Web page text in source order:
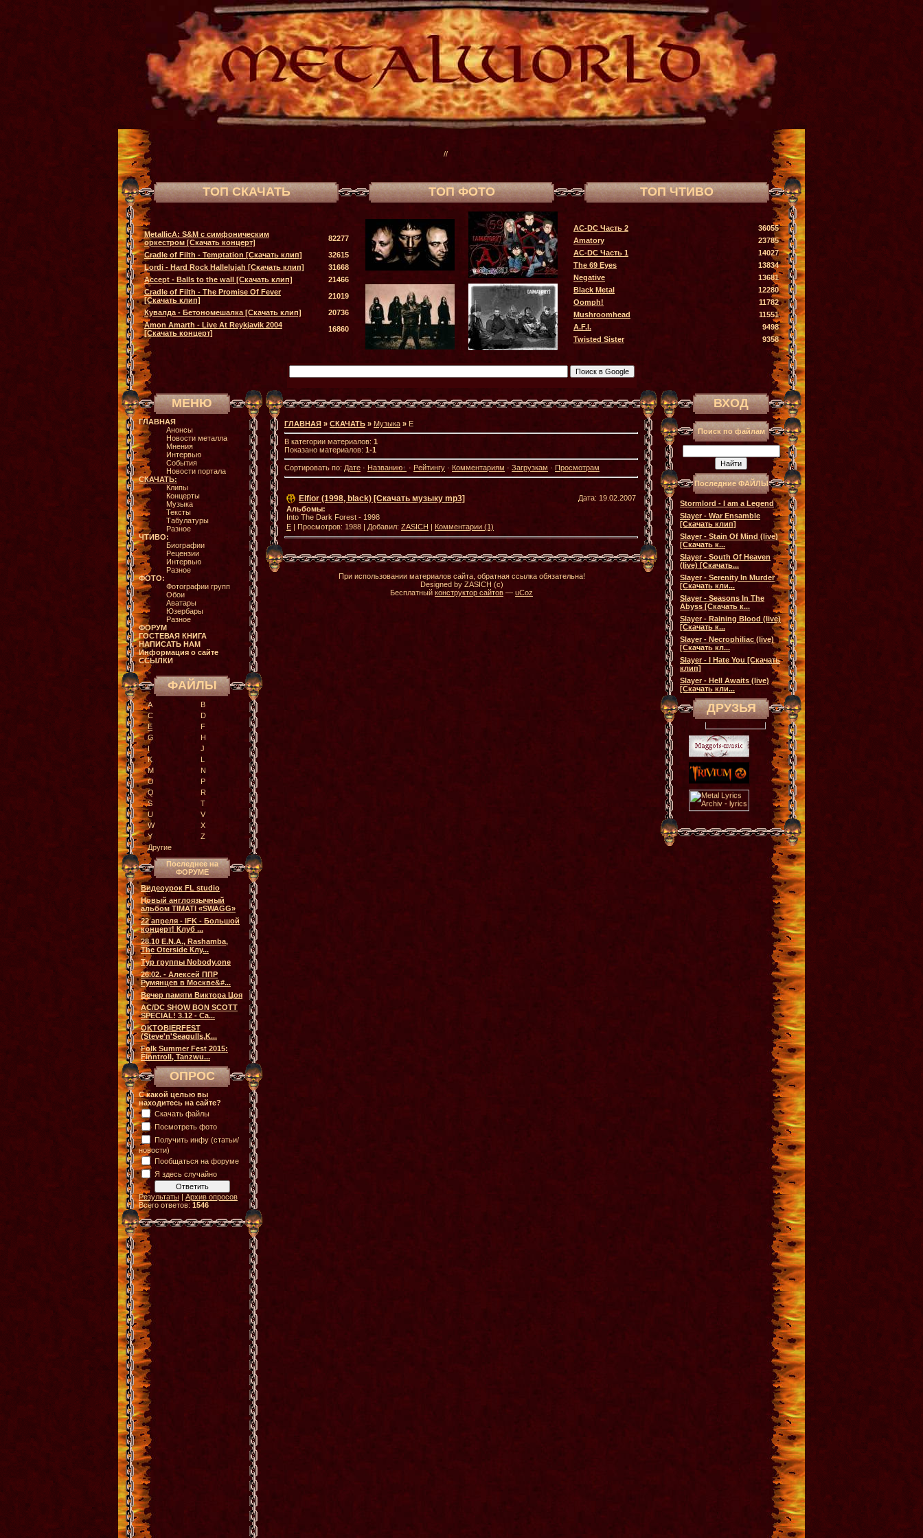
//
ТОП СКАЧАТЬ ТОП ФОТО ТОП ЧТИВО
MetallicA: S&M с симфоническим
оркестром [Скачать концерт]
82277
Cradle of Filth - Temptation [Скачать клип]
32615
Lordi - Hard Rock Hallelujah [Скачать клип]
31668
Accept - Balls to the wall [Скачать клип]
21466
Cradle of Filth - The Promise Of Fever
[Скачать клип]
21019
Кувалда - Бетономешалка [Скачать клип]
20736
Amon Amarth - Live At Reykjavik 2004
[Скачать концерт]
16860
AC-DC Часть 2
36055
Amatory
23785
AC-DC Часть 1
14027
The 69 Eyes
13834
Negative
13681
Black Metal
12280
Oomph!
11782
Mushroomhead
11551
A.F.I.
9498
Twisted Sister
9358
МЕНЮ
ГЛАВНАЯ
Анонсы
Новости металла
Мнения
Интервью
События
Новости портала
СКАЧАТЬ:
Клипы
Концерты
Музыка
Тексты
Табулатуры
Разное
ЧТИВО:
Биографии
Рецензии
Интервью
Разное
ФОТО:
Фотографии групп
Обои
Аватары
Юзербары
Разное
ФОРУМ
ГОСТЕВАЯ КНИГА
НАПИСАТЬ НАМ
Информация о сайте
ССЫЛКИ
ФАЙЛЫ
A
B
C
D
E
F
G
H
I
J
K
L
M
N
O
P
Q
R
S
T
U
V
W
X
Y
Z
Другие
Последнее на
ФОРУМЕ
Видеоурок FL studio
Новый англоязычный
альбом TIMATI «SWAGG»
22 апреля - IFK - Большой
концерт! Клуб ...
28.10 E.N.A., Rashamba,
The Oterside Клу...
Тур группы Nobody.one
26.02. - Алексей ППР
Румянцев в Москве&#...
Вечер памяти Виктора Цоя
AC/DC SHOW BON SCOTT
SPECIAL! 3.12 - Са...
OKTOBIERFEST
(Steve'n'Seagulls,K...
Folk Summer Fest 2015:
Finntroll, Tanzwu...
ОПРОС
С какой целью вы
находитесь на сайте?
Скачать файлы
Посмотреть фото
Получить инфу (статьи/
новости)
Пообщаться на форуме
Я здесь случайно
Результаты | Архив опросов
Всего ответов: 1546
ГЛАВНАЯ » СКАЧАТЬ » Музыка » E
В категории материалов: 1
Показано материалов: 1-1
Сортировать по: Дате · Названию · Рейтингу · Комментариям · Загрузкам · Просмотрам
Дата: 19.02.2007
Elfior (1998, black) [Скачать музыку mp3]
Альбомы:
Into The Dark Forest - 1998
E | Просмотров: 1988 | Добавил: ZASICH | Комментарии (1)
При использовании материалов сайта, обратная ссылка обязательна!
Designed by ZASICH (c)
Бесплатный конструктор сайтов — uCoz
ВХОД
Поиск по файлам
Последние ФАЙЛЫ
Stormlord - I am a Legend
Slayer - War Ensamble
[Скачать клип]
Slayer - Stain Of Mind (live)
[Скачать к...
Slayer - South Of Heaven
(live) [Скачать...
Slayer - Serenity In Murder
[Скачать кли...
Slayer - Seasons In The
Abyss [Скачать к...
Slayer - Raining Blood (live)
[Скачать к...
Slayer - Necrophiliac (live)
[Скачать кл...
Slayer - I Hate You [Скачать
клип]
Slayer - Hell Awaits (live)
[Скачать кли...
ДРУЗЬЯ